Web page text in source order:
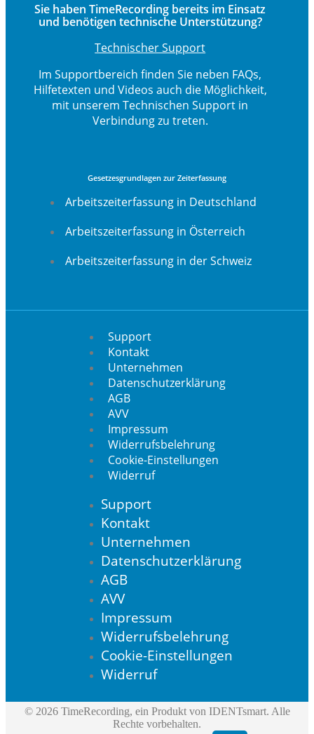
Sie haben TimeRecording bereits im Einsatz
und benötigen technische Unterstützung?
Technischer Support
Im Supportbereich finden Sie neben FAQs,
Hilfetexten und Videos auch die Möglichkeit,
mit unserem Technischen Support in
Verbindung zu treten.
Gesetzesgrundlagen zur Zeiterfassung
Arbeitszeiterfassung in Deutschland
Arbeitszeiterfassung in Österreich
Arbeitszeiterfassung in der Schweiz
Support
Kontakt
Unternehmen
Datenschutzerklärung
AGB
AVV
Impressum
Widerrufsbelehrung
Cookie-Einstellungen
Widerruf
Support
Kontakt
Unternehmen
Datenschutzerklärung
AGB
AVV
Impressum
Widerrufsbelehrung
Cookie-Einstellungen
Widerruf
© 2026 TimeRecording, ein Produkt von IDENTsmart. Alle
Rechte vorbehalten.